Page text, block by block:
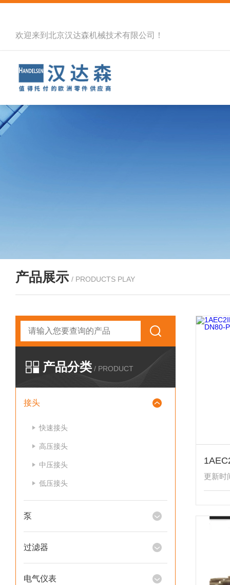
欢迎来到北京汉达森机械技术有限公司！
产品展示 / PRODUCTS PLAY
产品分类 / PRODUCT
接头
快速接头
高压接头
中压接头
低压接头
泵
过滤器
电气仪表
更新时